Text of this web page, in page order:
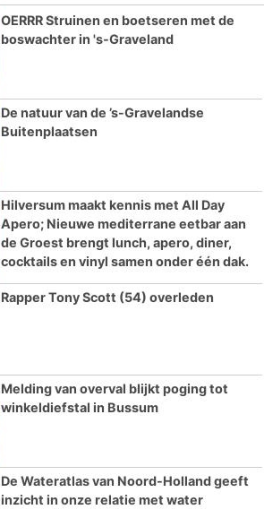
OERRR Struinen en boetseren met de
boswachter in 's-Graveland
De natuur van de ’s-Gravelandse
Buitenplaatsen
Hilversum maakt kennis met All Day
Apero; Nieuwe mediterrane eetbar aan
de Groest brengt lunch, apero, diner,
cocktails en vinyl samen onder één dak.
Rapper Tony Scott (54) overleden
Melding van overval blijkt poging tot
winkeldiefstal in Bussum
De Wateratlas van Noord-Holland geeft
inzicht in onze relatie met water